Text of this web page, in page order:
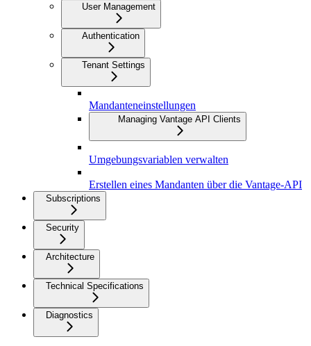
User Management
Authentication
Tenant Settings
Mandanteneinstellungen
Managing Vantage API Clients
Umgebungsvariablen verwalten
Erstellen eines Mandanten über die Vantage-API
Subscriptions
Security
Architecture
Technical Specifications
Diagnostics